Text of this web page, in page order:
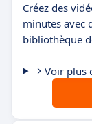
Créez des
minutes avec
bibliothèque
Voir plus